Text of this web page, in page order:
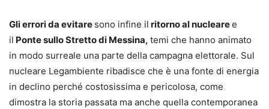
Gli errori da evitare sono infine il ritorno al nuclearee
il Ponte sullo Stretto di Messina, temi che hanno animato
in modo surreale una parte della campagna elettorale. Sul
nucleare Legambiente ribadisce che è una fonte di energia
in declino perché costosissima e pericolosa, come
dimostra la storia passata ma anche quella contemporanea